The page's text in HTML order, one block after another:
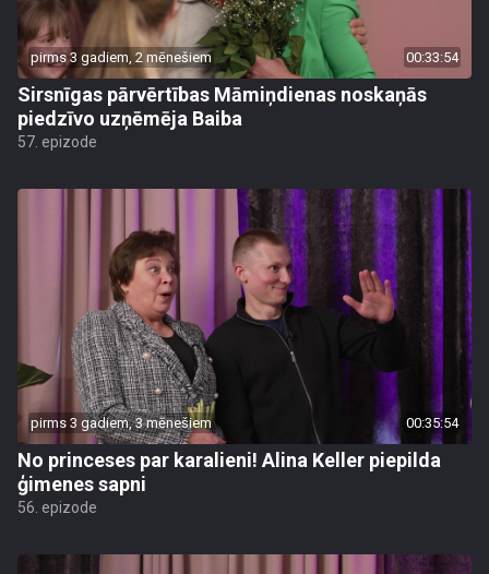
pirms 3 gadiem, 2 mēnešiem 00:33:54
Sirsnīgas pārvērtības Māmiņdienas noskaņās
piedzīvo uzņēmēja Baiba
57. epizode
pirms 3 gadiem, 3 mēnešiem 00:35:54
No princeses par karalieni! Alina Keller piepilda
ģimenes sapni
56. epizode